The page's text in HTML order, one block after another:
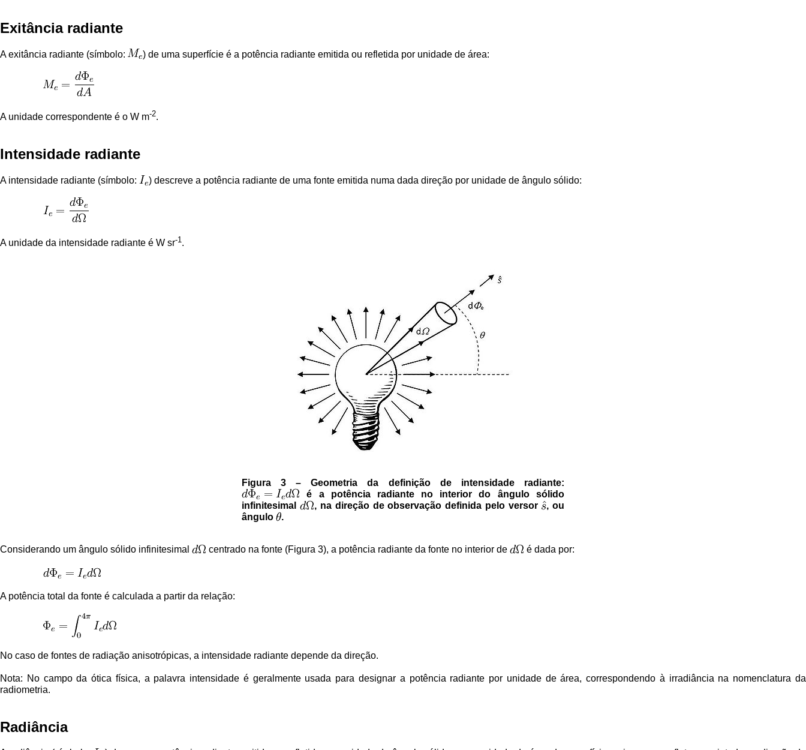
Exitância radiante
A exitância radiante (símbolo: ) de uma superfície é a potência radiante emitida ou refletida por unidade de área:
A unidade correspondente é o W m-2.
Intensidade radiante
A intensidade radiante (símbolo: ) descreve a potência radiante de uma fonte emitida numa dada direção por unidade de ângulo sólido:
A unidade da intensidade radiante é W sr-1 .
Figura 3 – Geometria da definição de intensidade radiante:
é a potência radiante no interior do ângulo sólido
infinitesimal
, na direção de observação definida pelo versor
, ou
ângulo .
Considerando um ângulo sólido infinitesimal centrado na fonte (Figura 3), a potência radiante da fonte no interior de é dada por:
A potência total da fonte é calculada a partir da relação:
No caso de fontes de radiação anisotrópicas, a intensidade radiante depende da direção.
Nota: No campo da ótica física, a palavra intensidade é geralmente usada para designar a potência radiante por unidade de área, correspondendo à irradiância na nomenclatura da
radiometria.
Radiância